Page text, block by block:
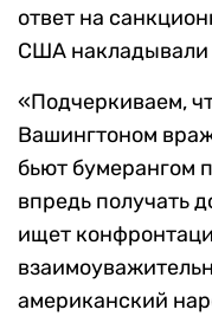
ответ на
США накладывали
«Подчеркиваем,
Вашингтоном
бьют бумерангом
впредь получать
ищет
американский